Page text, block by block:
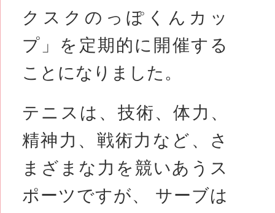
クスクのっぽくんカッ
プ」を定期的に開催する
ことになりました。
テニスは、技術、体力、
精神力、戦術力など、さ
まざまな力を競いあうス
ポーツですが、 サーブは